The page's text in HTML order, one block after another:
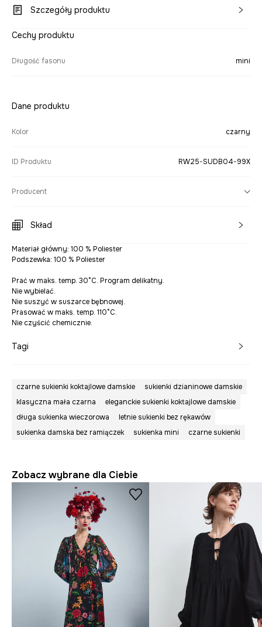
Szczegóły produktu
Cechy produktu
Długość fasonu mini
Dane produktu
Kolor czarny
ID Produktu RW25-SUDB04-99X
Producent
Skład
Materiał główny: 100 % Poliester
Podszewka: 100 % Poliester
Prać w maks. temp. 30°C. Program delikatny.
Nie wybielać.
Nie suszyć w suszarce bębnowej.
Prasować w maks. temp. 110°C.
Nie czyścić chemicznie.
Tagi
czarne sukienki koktajlowe damskie
sukienki dzianinowe damskie
klasyczna mała czarna
eleganckie sukienki koktajlowe damskie
długa sukienka wieczorowa
letnie sukienki bez rękawów
sukienka damska bez ramiączek
sukienka mini czarne sukienki
Zobacz wybrane dla Ciebie